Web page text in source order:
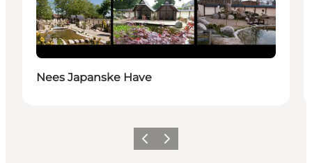
Nees Japanske Have
Precedente
Avanti